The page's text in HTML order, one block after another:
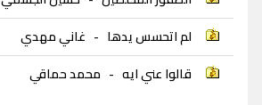
لم اتحسس يدها - غاني مهدي
قالوا عني ايه - محمد حماقي